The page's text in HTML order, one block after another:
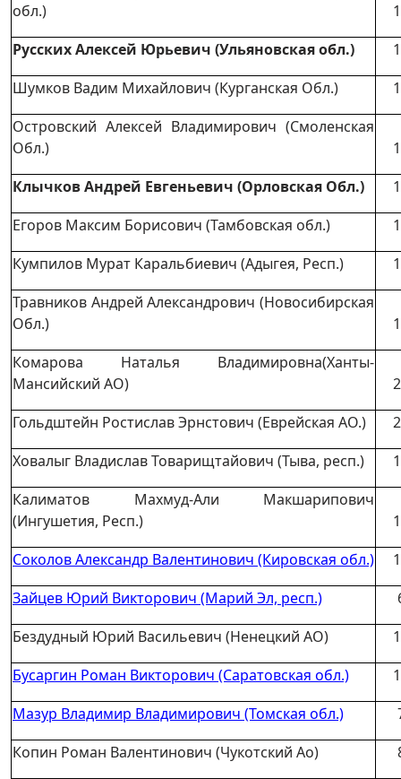
обл.)
Русских Алексей Юрьевич (Ульяновская обл.)
Шумков Вадим Михайлович (Курганская Обл.)
Островский Алексей Владимирович (Смоленская
Обл.)
Клычков Андрей Евгеньевич (Орловская Обл.)
Егоров Максим Борисович (Тамбовская обл.)
Кумпилов Мурат Каральбиевич (Адыгея, Респ.)
Травников Андрей Александрович (Новосибирская
Обл.)
Комарова Наталья Владимировна(Ханты-
Мансийский АО)
Гольдштейн Ростислав Эрнстович (Еврейская АО.)
Ховалыг Владислав Товарищтайович (Тыва, респ.)
Калиматов Махмуд-Али Макшарипович
(Ингушетия, Респ.)
Соколов Александр Валентинович (Кировская обл.)
Зайцев Юрий Викторович (Марий Эл, респ.)
Бездудный Юрий Васильевич (Ненецкий АО)
Бусаргин Роман Викторович (Саратовская обл.)
Мазур Владимир Владимирович (Томская обл.)
Копин Роман Валентинович (Чукотский Ао)